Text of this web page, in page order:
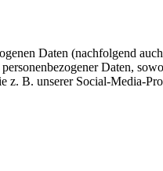
Daten (nachfolgend
Daten,
B. unserer Social-Media-